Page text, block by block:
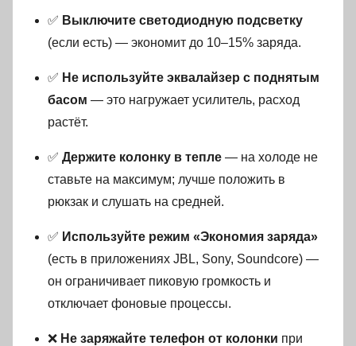
✅ Выключите светодиодную подсветку
(если есть) — экономит до 10–15% заряда.
✅ Не используйте эквалайзер с поднятым
басом — это нагружает усилитель, расход
растёт.
✅ Держите колонку в тепле — на холоде не
ставьте на максимум; лучше положить в
рюкзак и слушать на средней.
✅ Используйте режим «Экономия заряда»
(есть в приложениях JBL, Sony, Soundcore) —
он ограничивает пиковую громкость и
отключает фоновые процессы.
❌ Не заряжайте телефон от колонки при